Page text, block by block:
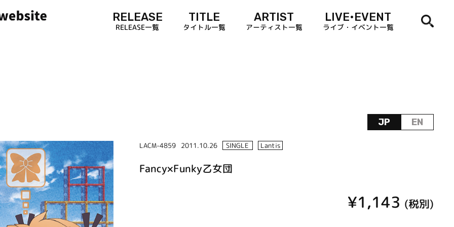
RELEASE
RELEASE一覧
TITLE
タイトル一覧
ARTIST
アーティスト一覧
LIVE•EVENT
ライブ・イベント一覧
JP EN
LACM-4859 2011.10.26 SINGLE Lantis
Fancy×Funky乙女団
¥1,143 (税別)